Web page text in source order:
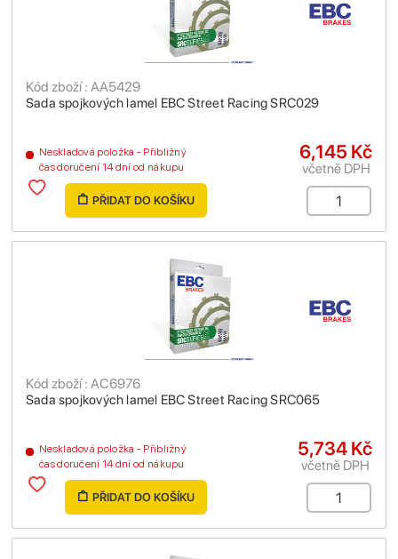
Sada spojkových lamel EBC Street Racing SRC029
Kód zboží : AA5429
Neskladová položka - Přibližný
čas doručení 14 dní od nákupu
6,145 Kč
včetně DPH
PŘIDAT DO KOŠÍKU
Sada spojkových lamel EBC Street Racing SRC065
Kód zboží : AC6976
Neskladová položka - Přibližný
čas doručení 14 dní od nákupu
5,734 Kč
včetně DPH
PŘIDAT DO KOŠÍKU